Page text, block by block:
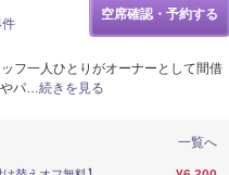
空席確認・予約する
フ一人ひとりがオーナーとして間借
やパ…続きを見る
一覧へ